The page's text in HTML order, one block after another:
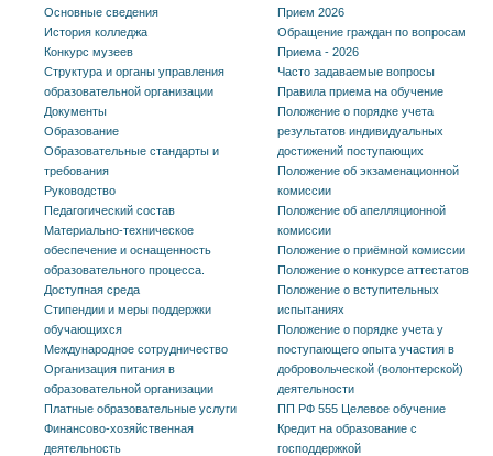
Основные сведения
История колледжа
Конкурс музеев
Структура и органы управления
образовательной организации
Документы
Образование
Образовательные стандарты и
требования
Руководство
Педагогический состав
Материально-техническое
обеспечение и оснащенность
образовательного процесса.
Доступная среда
Стипендии и меры поддержки
обучающихся
Международное сотрудничество
Организация питания в
образовательной организации
Платные образовательные услуги
Финансово-хозяйственная
деятельность
Прием 2026
Обращение граждан по вопросам
Приема - 2026
Часто задаваемые вопросы
Правила приема на обучение
Положение о порядке учета
результатов индивидуальных
достижений поступающих
Положение об экзаменационной
комиссии
Положение об апелляционной
комиссии
Положение о приёмной комиссии
Положение о конкурсе аттестатов
Положение о вступительных
испытаниях
Положение о порядке учета у
поступающего опыта участия в
добровольческой (волонтерской)
деятельности
ПП РФ 555 Целевое обучение
Кредит на образование с
господдержкой